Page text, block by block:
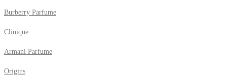
Burberry Parfume
Clinique
Armani Parfume
Origins